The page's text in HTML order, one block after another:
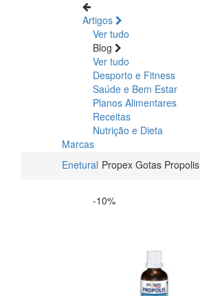
Artigos
Ver tudo
Blog
Ver tudo
Desporto e Fitness
Saúde e Bem Estar
Planos Alimentares
Receitas
Nutrição e Dieta
Marcas
Enetural Propex Gotas Propolis
-10%